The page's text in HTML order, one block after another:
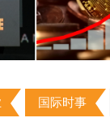
国际时事